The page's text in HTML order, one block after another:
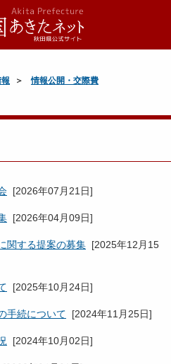
情報公開・交際費
[2026年07月21日]
[2026年04月09日]
関する提案の募集 [2025年12月15
[2025年10月24日]
手続について [2024年11月25日]
[2024年10月02日]